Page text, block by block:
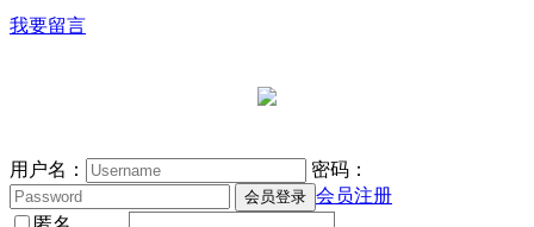
我要留言
用户名：
密码：
会员注册